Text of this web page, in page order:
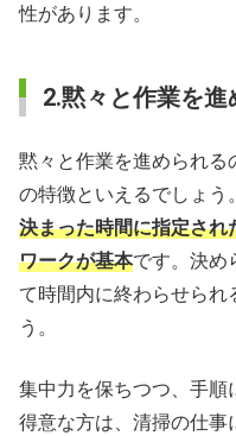
性があります。
2.黙々と作業を進
黙々と作業を進められる
の特徴といえるでしょう。
決まった時間に指定さ
ワークが基本です。決め
て時間内に終わらせられ
う。
集中力を保ちつつ、手
得意な方は、清掃の仕事